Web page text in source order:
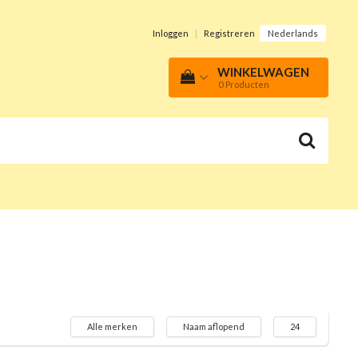
Inloggen | Registreren Nederlands
WINKELWAGEN
0 Producten
Alle merken Naam aflopend 24